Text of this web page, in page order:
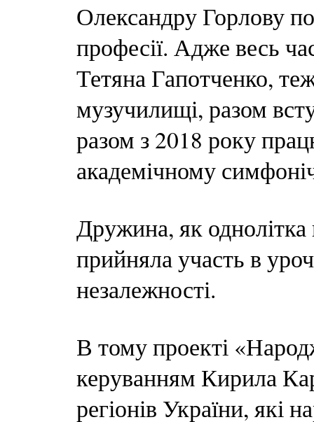
Олександру Горлову
професії. Адже весь
Тетяна Гапотченко,
музучилищі, разом
разом з 2018 року
академічному
Дружина, як
прийняла участь в
незалежності.
В тому проекті
керуванням Кирила
регіонів України, які